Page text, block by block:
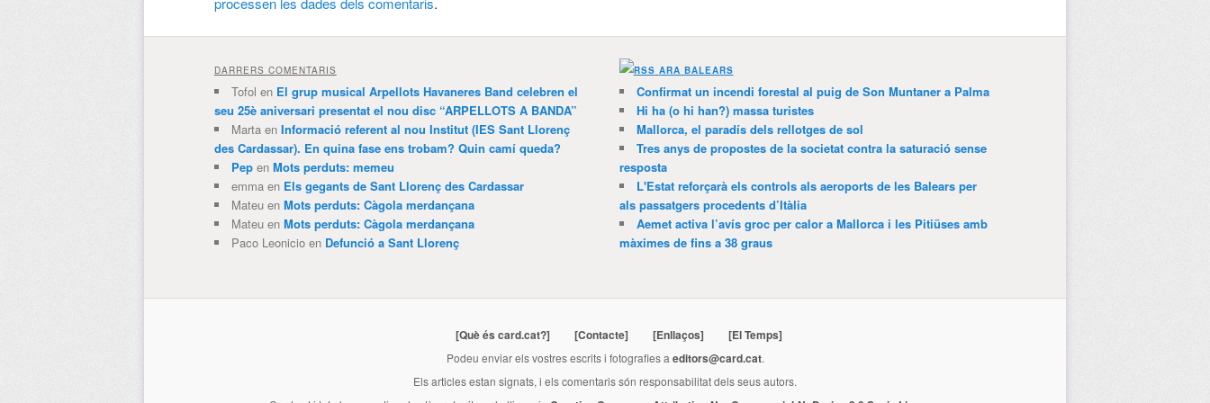
DARRERS COMENTARIS
Tofol en El grup musical Arpellots Havaneres Band celebren el
seu 25è aniversari presentat el nou disc “ARPELLOTS A BANDA”
Martaen Informació referent al nou Institut (IES Sant Llorenç
des Cardassar). En quina fase ens trobam? Quin camí queda?
Pepen Mots perduts: memeu
emmaen Els gegants de Sant Llorenç des Cardassar
Mateuen Mots perduts: Càgola merdançana
Mateuen Mots perduts: Càgola merdançana
Paco Leonicioen Defunció a Sant Llorenç
ARA BALEARS
Confirmat un incendi forestal al puig de Son Muntaner a Palma
Hi ha (o hi han?) massa turistes
Mallorca, el paradís dels rellotges de sol
Tres anys de propostes de la societat contra la saturació sense
resposta
L'Estat reforçarà els controls als aeroports de les Balears per
als passatgers procedents d’Itàlia
Aemet activa l’avís groc per calor a Mallorca i les Pitiüses amb
màximes de fins a 38 graus
[Què és card.cat?] [Contacte] [Enllaços] [El Temps]
Podeu enviar els vostres escrits i fotografies a editors@card.cat.
Els articles estan signats, i els comentaris són responsabilitat dels seus autors.